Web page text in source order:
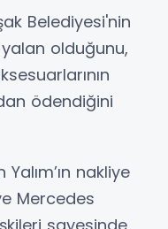
Belediyesi'nin
yalan olduğunu,
ödendiğini
Yalım’ın nakliye
Mercedes